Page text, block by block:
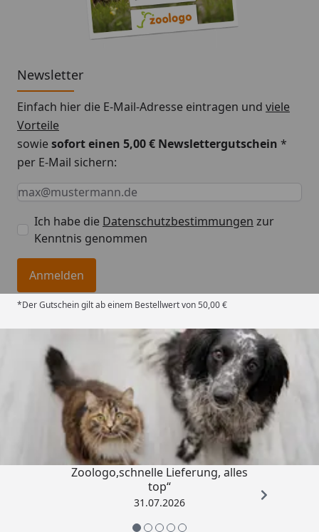
Newsletter
Einfach hier die E-Mail-Adresse eintragen und viele
Vorteile
sowiesofort einen 5,00 € Newslettergutschein *
per E-Mail sichern:
Keine Eingabe erforderlich
Eingabe erforderlich
E-Mail *
Ich habe die Datenschutzbestimmungen zur
Kenntnis genommen
Anmelden
*Der Gutschein gilt ab einem Bestellwert von 50,00 €
Trusted Shops
4,74/ 5
„Gute Erfahrung mit
Zoologo,schnelle Lieferung, alles
top“
31.07.2026